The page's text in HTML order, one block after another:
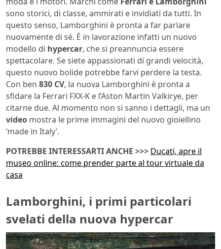
sono storici, di classe, ammirati e invidiati da tutti. In
questo senso, Lamborghini è pronta a far parlare
nuovamente di sé. È in lavorazione infatti un nuovo
modello di hypercar, che si preannuncia essere
spettacolare. Se siete appassionati di grandi velocità,
questo nuovo bolide potrebbe farvi perdere la testa.
Con ben 830 CV, la nuova Lamborghini è pronta a
sfidare la Ferrari FXX-K e l’Aston Martin Valkirye, per
citarne due. Al momento non si sanno i dettagli, ma un
video mostra le prime immagini del nuovo gioiellino
‘made in Italy’.
POTREBBE INTERESSARTI ANCHE >>> Ducati, apre il
museo online: come prender parte al tour virtuale da
casa
Lamborghini, i primi particolari
svelati della nuova hypercar